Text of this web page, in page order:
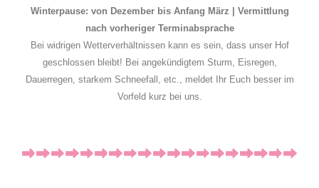
Winterpause: von Dezember bis Anfang März | Vermittlung
nach vorheriger Terminabsprache
Bei widrigen Wetterverhältnissen kann es sein, dass unser Hof
geschlossen bleibt! Bei angekündigtem Sturm, Eisregen,
Dauerregen, starkem Schneefall, etc., meldet Ihr Euch besser im
Vorfeld kurz bei uns.